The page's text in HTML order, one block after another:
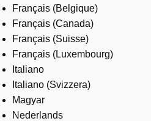
Français (Belgique)
Français (Canada)
Français (Suisse)
Français (Luxembourg)
Italiano
Italiano (Svizzera)
Magyar
Nederlands